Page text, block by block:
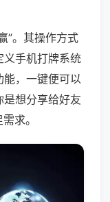
”。其操作方式
义手机打牌系统
，一键便可以
想分享给好友
求。